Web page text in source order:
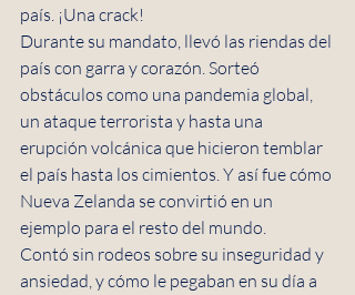
país. ¡Una crack!
Durante su mandato, llevó las riendas del
país con garra y corazón. Sorteó
obstáculos como una pandemia global,
un ataque terrorista y hasta una
erupción volcánica que hicieron temblar
el país hasta los cimientos. Y así fue cómo
Nueva Zelanda se convirtió en un
ejemplo para el resto del mundo.
Contó sin rodeos sobre su inseguridad y
ansiedad, y cómo le pegaban en su día a